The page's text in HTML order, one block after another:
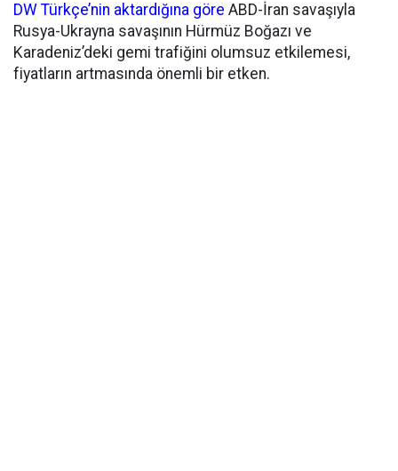
DW Türkçe’nin aktardığına göre ABD-İran savaşıyla
Rusya-Ukrayna savaşının Hürmüz Boğazı ve
Karadeniz’deki gemi trafiğini olumsuz etkilemesi,
fiyatların artmasında önemli bir etken.